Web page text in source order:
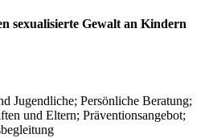
sexualisierte Gewalt an Kindern
Jugendliche; Persönliche Beratung;
und Eltern; Präventionsangebot;